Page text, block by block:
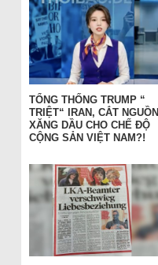
TỔNG THỐNG TRUMP “
TRIỆT“ IRAN, CẮT NGUỒN
XĂNG DẦU CHO CHẾ ĐỘ
CỘNG SẢN VIỆT NAM?!